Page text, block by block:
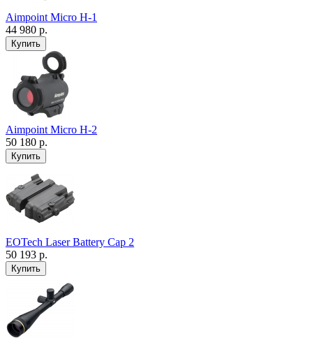
Aimpoint Micro H-1
44 980 р.
Aimpoint Micro H-2
50 180 р.
EOTech Laser Battery Cap 2
50 193 р.